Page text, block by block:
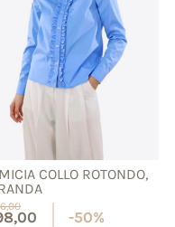
COLLO ROTONDO,
-50%